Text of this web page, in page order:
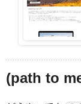
(path to